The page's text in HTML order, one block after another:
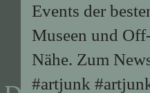
Events der
Museen und
Nähe. Zum
#artjunk